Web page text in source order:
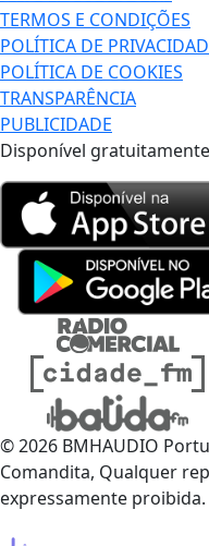
TERMOS E CONDIÇÕES
POLÍTICA DE
POLÍTICA DE COOKIES
TRANSPARÊNCIA
PUBLICIDADE
Disponível
© 2026 BMHAUDIO
Comandita, Qualquer
expressamente